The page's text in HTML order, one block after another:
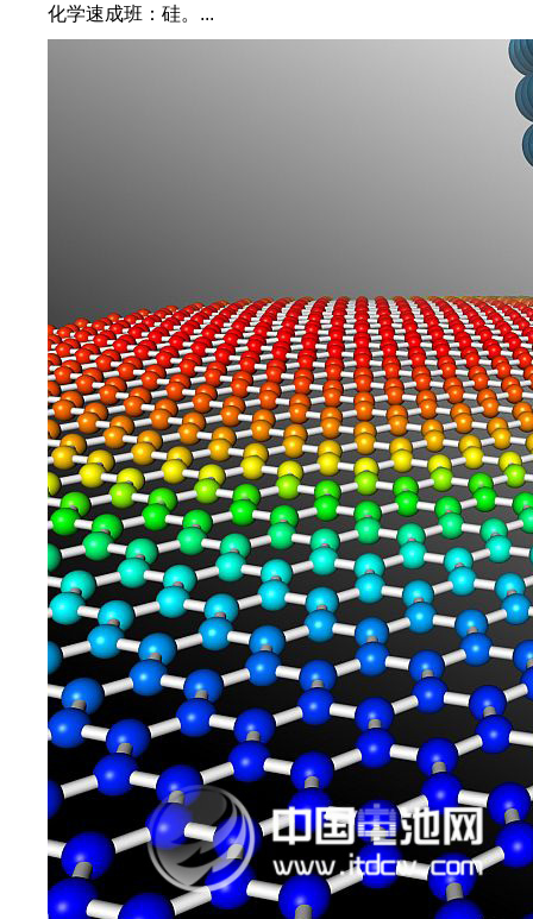
化学速成班：硅。...